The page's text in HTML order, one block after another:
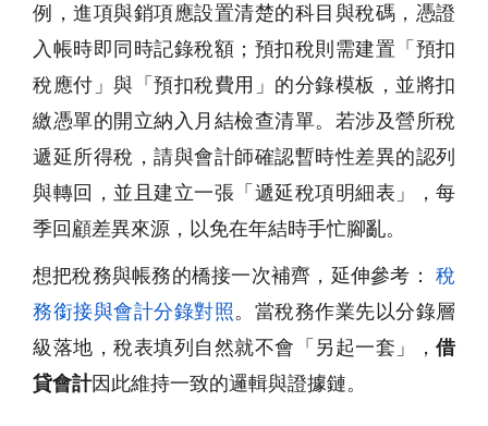
例，進項與銷項應設置清楚的科目與稅碼，憑證
入帳時即同時記錄稅額；預扣稅則需建置「預扣
稅應付」與「預扣稅費用」的分錄模板，並將扣
繳憑單的開立納入月結檢查清單。若涉及營所稅
遞延所得稅，請與會計師確認暫時性差異的認列
與轉回，並且建立一張「遞延稅項明細表」，每
季回顧差異來源，以免在年結時手忙腳亂。
想把稅務與帳務的橋接一次補齊，延伸參考：
稅
務銜接與會計分錄對照。當稅務作業先以分錄層
級落地，稅表填列自然就不會「另起一套」， 借
貸會計因此維持一致的邏輯與證據鏈。